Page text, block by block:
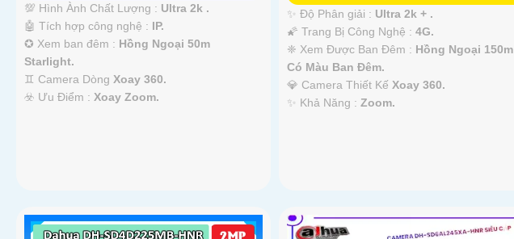
💯 Hình Ành Chất Lượng : Ultra 2k .
🤖️ Tích hợp công nghệ : IP.
✪ Xem ban đêm : Hồng Ngoại 50m
Starlight.
♊ Camera Dòng Xoay 360.
️☣️ Ưu Điểm : Xoay Zoom.
✨ Độ Phân giải : Ultra 2k + .
🌠 Trang Bị Công Nghệ :4G.
❈ Xem Được Ban Đêm : Hồng Ngoại 150m
Có Màu Ban Ðêm.
💎 Camera Thiết Kế Xoay 360.
️✨ Khả Năng :Zoom.